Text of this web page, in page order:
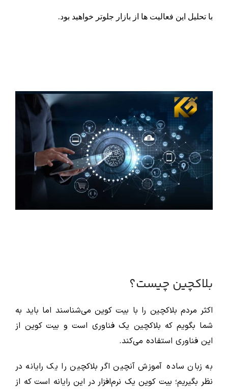
با تحلیل این فعالیت ها از بازار جلوتر خواهید بود.
بلاکچین چیست؟
اکثر مردم بلاکچین را با بیت کوین می‌شناسند اما باید به
شما بگویم که بلاکچین یک فناوری است و بیت کوین از
این فناوری استفاده می‌کند.
به زبان ساده آموزش آنچین اگر بلاکچین را یک رایانه در
نظر بگیریم؛ بیت کوین یک نرم‌افزار در این رایانه است که از